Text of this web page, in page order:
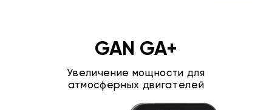
GAN GA+
Увеличение мощности для
атмосферных двигателей